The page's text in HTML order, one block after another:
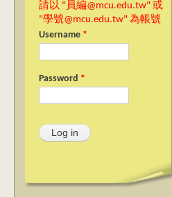
請以 "員編@mcu.edu.tw" 或
"學號@mcu.edu.tw" 為帳號
Username *
Password *